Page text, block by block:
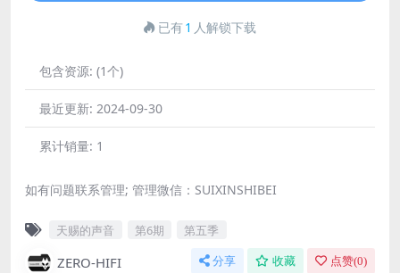
已有1 人解锁下载
包含资源: (1个)
最近更新: 2024-09-30
累计销量: 1
如有问题联系管理; 管理微信：SUIXINSHIBEI
天赐的声音 第6期 第五季
ZERO-HIFI 分享 收藏 点赞(0)